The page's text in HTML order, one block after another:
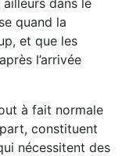
dans le
quand la
et que les
l’arrivée
à fait normale
constituent
nécessitent des